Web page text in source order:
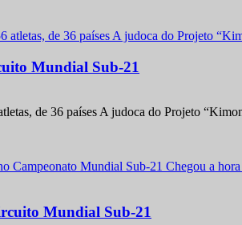
Mundial Sub-21
de 36 países A judoca do Projeto
Mundial Sub-21